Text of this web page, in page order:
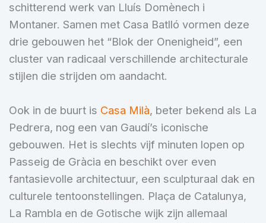
schitterend werk van Lluís Domènech i
Montaner. Samen met Casa Batlló vormen deze
drie gebouwen het “Blok der Onenigheid”, een
cluster van radicaal verschillende architecturale
stijlen die strijden om aandacht.
Ook in de buurt is Casa Milà, beter bekend als La
Pedrera, nog een van Gaudí’s iconische
gebouwen. Het is slechts vijf minuten lopen op
Passeig de Gràcia en beschikt over even
fantasievolle architectuur, een sculpturaal dak en
culturele tentoonstellingen. Plaça de Catalunya,
La Rambla en de Gotische wijk zijn allemaal